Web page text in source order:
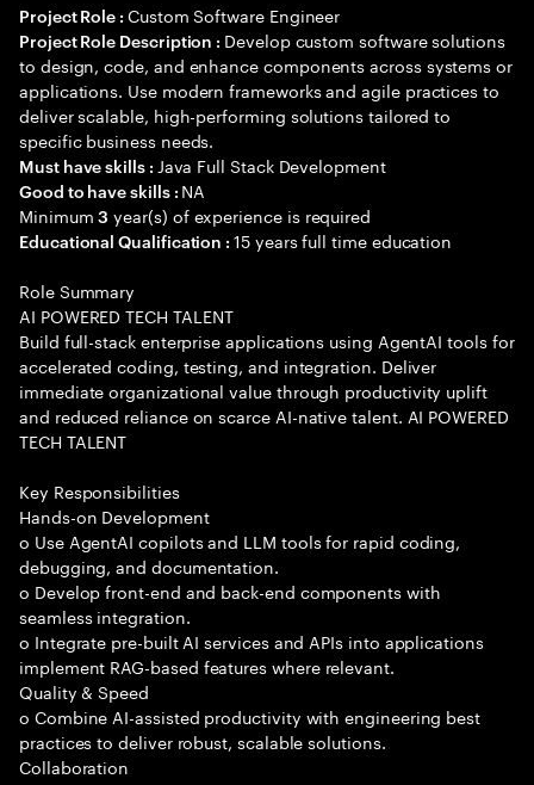
Project Role : Custom Software Engineer
Project Role Description : Develop custom software solutions
to design, code, and enhance components across systems or
applications. Use modern frameworks and agile practices to
deliver scalable, high-performing solutions tailored to
specific business needs.
Must have skills : Java Full Stack Development
Good to have skills : NA
Minimum3 year(s) of experience is required
Educational Qualification :15 years full time education
Role Summary
AI POWERED TECH TALENT
Build full-stack enterprise applications using AgentAI tools for
accelerated coding, testing, and integration. Deliver
immediate organizational value through productivity uplift
and reduced reliance on scarce AI-native talent. AI POWERED
TECH TALENT
Key Responsibilities
Hands-on Development
o Use AgentAI copilots and LLM tools for rapid coding,
debugging, and documentation.
o Develop front-end and back-end components with
seamless integration.
o Integrate pre-built AI services and APIs into applications
implement RAG-based features where relevant.
Quality & Speed
o Combine AI-assisted productivity with engineering best
practices to deliver robust, scalable solutions.
Collaboration